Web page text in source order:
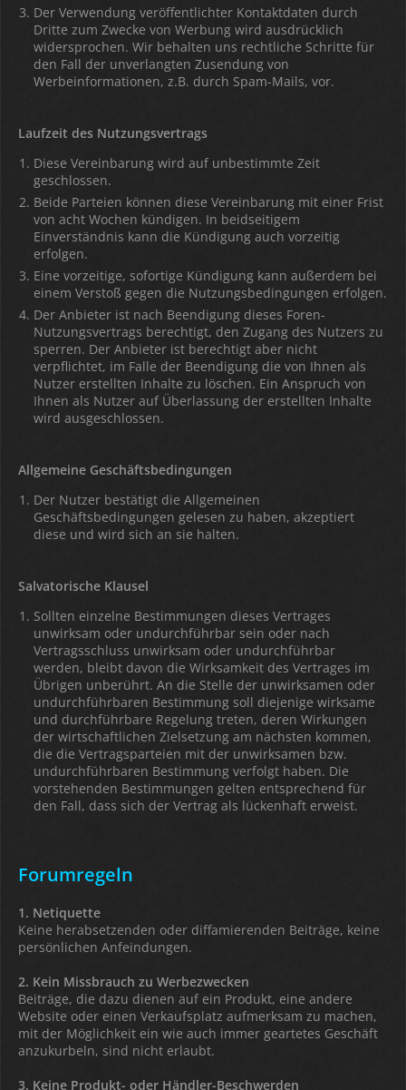
Der Verwendung veröffentlichter Kontaktdaten durch
Dritte zum Zwecke von Werbung wird ausdrücklich
widersprochen. Wir behalten uns rechtliche Schritte für
den Fall der unverlangten Zusendung von
Werbeinformationen, z.B. durch Spam-Mails, vor.
Laufzeit des Nutzungsvertrags
Diese Vereinbarung wird auf unbestimmte Zeit
geschlossen.
Beide Parteien können diese Vereinbarung mit einer Frist
von acht Wochen kündigen. In beidseitigem
Einverständnis kann die Kündigung auch vorzeitig
erfolgen.
Eine vorzeitige, sofortige Kündigung kann außerdem bei
einem Verstoß gegen die Nutzungsbedingungen erfolgen.
Der Anbieter ist nach Beendigung dieses Foren-
Nutzungsvertrags berechtigt, den Zugang des Nutzers zu
sperren. Der Anbieter ist berechtigt aber nicht
verpflichtet, im Falle der Beendigung die von Ihnen als
Nutzer erstellten Inhalte zu löschen. Ein Anspruch von
Ihnen als Nutzer auf Überlassung der erstellten Inhalte
wird ausgeschlossen.
Allgemeine Geschäftsbedingungen
Der Nutzer bestätigt die Allgemeinen
Geschäftsbedingungen gelesen zu haben, akzeptiert
diese und wird sich an sie halten.
Salvatorische Klausel
Sollten einzelne Bestimmungen dieses Vertrages
unwirksam oder undurchführbar sein oder nach
Vertragsschluss unwirksam oder undurchführbar
werden, bleibt davon die Wirksamkeit des Vertrages im
Übrigen unberührt. An die Stelle der unwirksamen oder
undurchführbaren Bestimmung soll diejenige wirksame
und durchführbare Regelung treten, deren Wirkungen
der wirtschaftlichen Zielsetzung am nächsten kommen,
die die Vertragsparteien mit der unwirksamen bzw.
undurchführbaren Bestimmung verfolgt haben. Die
vorstehenden Bestimmungen gelten entsprechend für
den Fall, dass sich der Vertrag als lückenhaft erweist.
Forumregeln
1. Netiquette
Keine herabsetzenden oder diffamierenden Beiträge, keine
persönlichen Anfeindungen.
2. Kein Missbrauch zu Werbezwecken
Beiträge, die dazu dienen auf ein Produkt, eine andere
Website oder einen Verkaufsplatz aufmerksam zu machen,
mit der Möglichkeit ein wie auch immer geartetes Geschäft
anzukurbeln, sind nicht erlaubt.
3. Keine Produkt- oder Händler-Beschwerden